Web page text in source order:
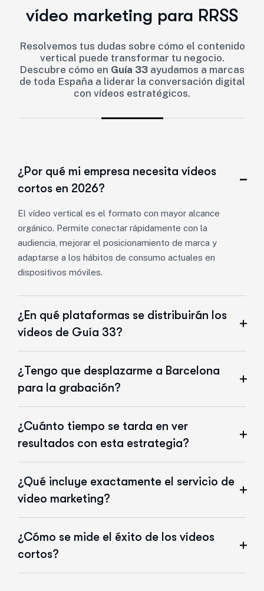
vídeo marketing para RRSS
Resolvemos tus dudas sobre cómo el contenido
vertical puede transformar tu negocio.
Descubre cómo en Guía 33 ayudamos a marcas
de toda España a liderar la conversación digital
con vídeos estratégicos.
¿Por qué mi empresa necesita vídeos
cortos en 2026?
El vídeo vertical es el formato con mayor alcance
orgánico. Permite conectar rápidamente con la
audiencia, mejorar el posicionamiento de marca y
adaptarse a los hábitos de consumo actuales en
dispositivos móviles.
¿En qué plataformas se distribuirán los
vídeos de Guía 33?
¿Tengo que desplazarme a Barcelona
para la grabación?
¿Cuánto tiempo se tarda en ver
resultados con esta estrategia?
¿Qué incluye exactamente el servicio de
vídeo marketing?
¿Cómo se mide el éxito de los vídeos
cortos?